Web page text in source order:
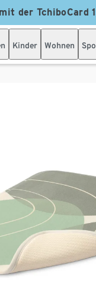
der TchiboCard
Kinder Wohnen